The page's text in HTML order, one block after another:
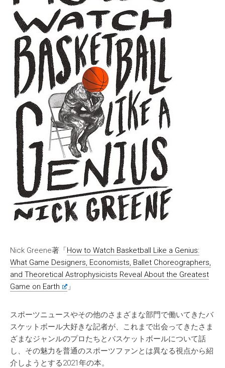
Nick Greene著「How to Watch Basketball Like a Genius:
What Game Designers, Economists, Ballet Choreographers,
and Theoretical Astrophysicists Reveal About the Greatest
Game on Earth
」
スポーツニュースやその他のさまざまな部門で働いてきたバ
スケットボール大好きな記者が、これまで出会ってきたさま
ざまなジャンルのプロたちとバスケットボールについて話
し、その魅力を普通のスポーツファンとは異なる視点から紹
介しようとする2021年の本。